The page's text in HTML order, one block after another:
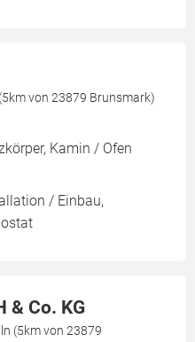
von 23879 Brunsmark)
Kamin / Ofen
/ Einbau,
& Co. KG
(5km von 23879